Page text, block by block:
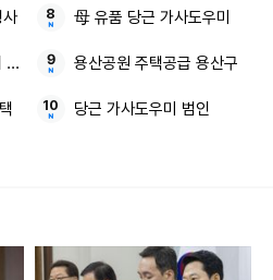
다'
母 유품 당근 가사도우미
용산공원 주택공급 용산구
당근 가사도우미 범인